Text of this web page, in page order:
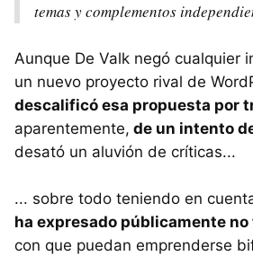
temas y complementos
Aunque De Valk negó cualquier
un nuevo proyecto rival de
descalificó esa propuesta por
aparentemente, de un intento
desató un aluvión de críticas...
... sobre todo teniendo en
ha expresado públicamente
con que puedan emprenderse